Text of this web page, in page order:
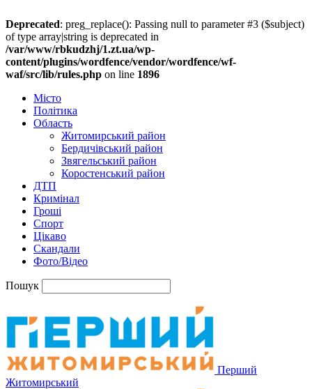
Deprecated: preg_replace(): Passing null to parameter #3 ($subject)
of type array|string is deprecated in
/var/www/rbkudzhj/1.zt.ua/wp-
content/plugins/wordfence/vendor/wordfence/wf-
waf/src/lib/rules.php on line 1896
Місто
Політика
Область
Житомирський район
Бердичівський район
Звягельський район
Коростенський район
ДТП
Кримінал
Гроші
Спорт
Цікаво
Скандали
Фото/Відео
Пошук
Перший
Житомирський